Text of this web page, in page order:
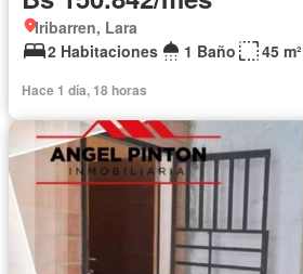
Iribarren, Lara
2 Habitaciones
1 Baño 45 m²
Hace 1 día, 18 horas